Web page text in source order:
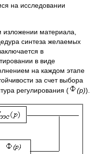
на исследовании
материала,
синтеза желаемых
в
в виде
на каждом этапе
за счет выбора
регулирования (
(p)).